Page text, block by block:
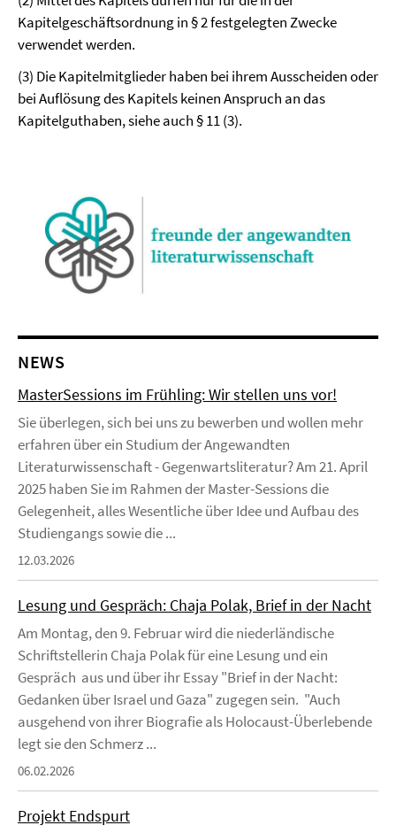
Kapitelgeschäftsordnung in § 2 festgelegten Zwecke
verwendet werden.
(3) Die Kapitelmitglieder haben bei ihrem Ausscheiden oder
bei Auflösung des Kapitels keinen Anspruch an das
Kapitelguthaben, siehe auch § 11 (3).
NEWS
MasterSessions im Frühling: Wir stellen uns vor!
Sie überlegen, sich bei uns zu bewerben und wollen mehr
erfahren über ein Studium der Angewandten
Literaturwissenschaft - Gegenwartsliteratur? Am 21. April
2025 haben Sie im Rahmen der Master-Sessions die
Gelegenheit, alles Wesentliche über Idee und Aufbau des
Studiengangs sowie die ...
12.03.2026
Lesung und Gespräch: Chaja Polak, Brief in der Nacht
Am Montag, den 9. Februar wird die niederländische
Schriftstellerin Chaja Polak für eine Lesung und ein
Gespräch aus und über ihr Essay "Brief in der Nacht:
Gedanken über Israel und Gaza" zugegen sein. "Auch
ausgehend von ihrer Biografie als Holocaust-Überlebende
legt sie den Schmerz ...
06.02.2026
Projekt Endspurt